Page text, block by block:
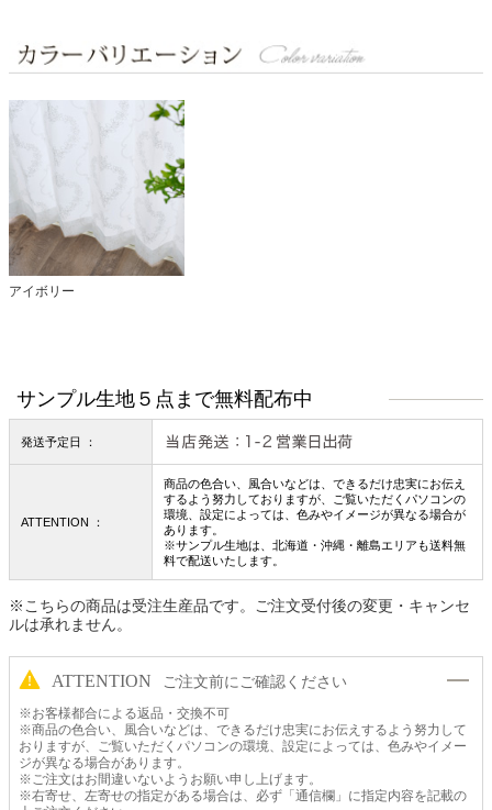
アイボリー
サンプル生地５点まで無料配布中
発送予定日 ：
ATTENTION ：
商品の色合い、風合いなどは、できるだけ忠実にお伝え
するよう努力しておりますが、ご覧いただくパソコンの
環境、設定によっては、色みやイメージが異なる場合が
あります。
※サンプル生地は、北海道・沖縄・離島エリアも送料無
料で配送いたします。
※こちらの商品は受注生産品です。ご注文受付後の変更・キャンセ
ルは承れません。
ATTENTION ご注文前にご確認ください
※お客様都合による返品・交換不可
※商品の色合い、風合いなどは、できるだけ忠実にお伝えするよう努力して
おりますが、ご覧いただくパソコンの環境、設定によっては、色みやイメー
ジが異なる場合があります。
※ご注文はお間違いないようお願い申し上げます。
※右寄せ、左寄せの指定がある場合は、必ず「通信欄」に指定内容を記載の